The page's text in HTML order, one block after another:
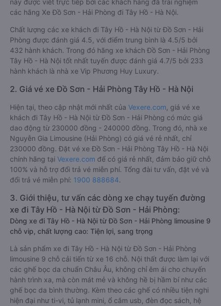
này được viết trực tiếp bởi các khách hàng đã trải nghiệm
các hãng Xe Đồ Sơn - Hải Phòng đi Tây Hồ - Hà Nội.
Chất lượng các xe khách đi Tây Hồ - Hà Nội từ Đồ Sơn - Hải
Phòng được đánh giá 4.5, với điểm trung bình là 4.5/5 bởi
432 hành khách. Trong đó hãng xe khách Đồ Sơn - Hải Phòng
Tây Hồ - Hà Nội tốt nhất tuyến được đánh giá 4.7/5 bởi 233
hành khách là nhà xe Vip Phương Huy Luxury.
2. Giá vé xe Đồ Sơn - Hải Phòng Tây Hồ - Hà Nội
Hiện tại, theo cập nhật mới nhất của Vexere.com , giá vé xe
khách đi Tây Hồ - Hà Nội từ Đồ Sơn - Hải Phòng có mức giá
dao động từ 230000 đồng - 240000 đồng. Trong đó, nhà xe
Nguyễn Gia Limousine (Hải Phòng) có giá vé rẻ nhất, chỉ
230000 đồng. Đặt vé xe Đồ Sơn - Hải Phòng Tây Hồ - Hà Nội
chính hãng tại Vexere.com để có giá rẻ nhất, đảm bảo giữ chỗ
100% và hỗ trợ đổi trả vé miễn phí. Tổng đài tư vấn, đặt vé và
đổi trả vé miễn phí: 1900 888684.
3. Giới thiệu, tư vấn các dòng xe chạy tuyến đường
xe đi Tây Hồ - Hà Nội từ Đồ Sơn - Hải Phòng:
Dòng xe đi Tây Hồ - Hà Nội từ Đồ Sơn - Hải Phòng limousine 9
chỗ vip, chất lượng cao: Tiện lợi, sang trọng
Là sản phẩm xe đi Tây Hồ - Hà Nội từ Đồ Sơn - Hải Phòng
limousine 9 chỗ cải tiến từ xe 16 chỗ. Nội thất được làm lại với
các ghế bọc da chuẩn Châu Âu, không chỉ êm ái cho chuyến
hành trình xa, mà còn mát mẻ và không hề bị hầm bí như các
ghế bọc da bình thường. Kèm theo các ghế có nhiều tiện nghi
hiện đại như ti-vi, tủ lạnh mini, ổ cắm usb, đèn đọc sách, hệ